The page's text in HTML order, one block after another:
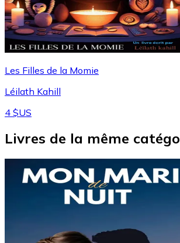
Les Filles de la Momie
Léilath Kahill
4 $US
Livres de la même